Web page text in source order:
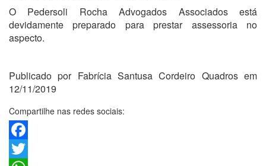
O Pedersoli Rocha Advogados Associados está
devidamente preparado para prestar assessoria no
aspecto.
Publicado por Fabrícia Santusa Cordeiro Quadros em
12/11/2019
Compartilhe nas redes sociais:
Facebook